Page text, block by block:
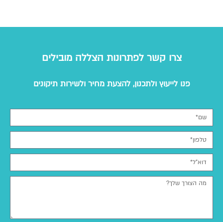
צרו קשר לפתרונות הצללה מובילים
פנו לייעוץ ולתכנון, להצעת מחיר ולשירות תיקונים